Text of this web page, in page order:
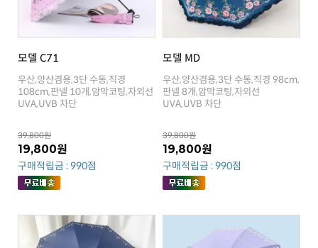
모델 C71
UVA,UVB 차단
39,800원
19,800원
구매적립금 : 990점
모델 MD
UVA,UVB 차단
39,800원
19,800원
구매적립금 : 990점